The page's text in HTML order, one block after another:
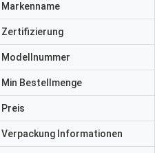
Markenname
Zertifizierung
Modellnummer
Min Bestellmenge
Preis
Verpackung Informationen